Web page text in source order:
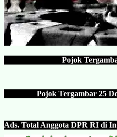
Pojok
Pojok Tergambar 25
Ads. Total Anggota DPR RI di